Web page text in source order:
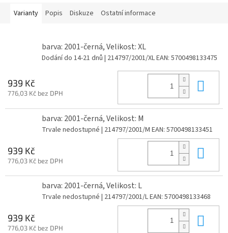
Varianty Popis Diskuze Ostatní informace
barva: 2001-černá, Velikost: XL
Dodání do 14-21 dnů | 214797/2001/XLEAN: 5700498133475
939 Kč
776,03 Kč bez DPH
barva: 2001-černá, Velikost: M
Trvale nedostupné | 214797/2001/M EAN: 5700498133451
939 Kč
776,03 Kč bez DPH
barva: 2001-černá, Velikost: L
Trvale nedostupné | 214797/2001/LEAN: 5700498133468
939 Kč
776,03 Kč bez DPH